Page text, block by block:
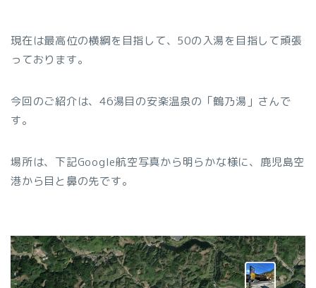
現在は最高位の横綱を目指して、50の入湯を目指して頑張
っております。
今回のご紹介は、46湯目の安楽温泉の「鶴乃湯」さんで
す。
場所は、下記Google航空写真から明らかな様に、鹿児島空
港から目と鼻の先です。